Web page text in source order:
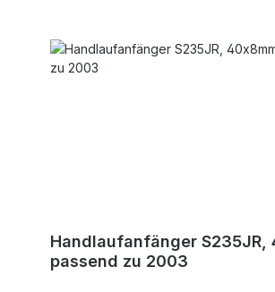
Handlaufanfänger S235JR,
passend zu 2003